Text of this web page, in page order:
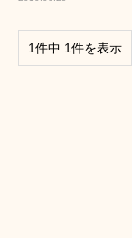
1件中 1件を表示